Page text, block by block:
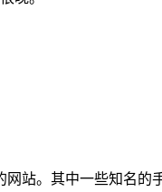
站。其中一些知名的